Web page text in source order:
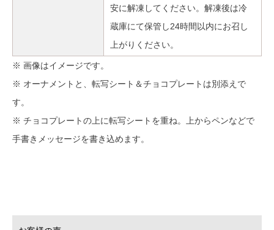
安に解凍してください。解凍後は冷
蔵庫にて保管し24時間以内にお召し
上がりください。
※ 画像はイメージです。
※ オーナメントと、転写シート＆チョコプレートは別添えで
す。
※ チョコプレートの上に転写シートを重ね。上からペンなどで
手書きメッセージを書き込めます。